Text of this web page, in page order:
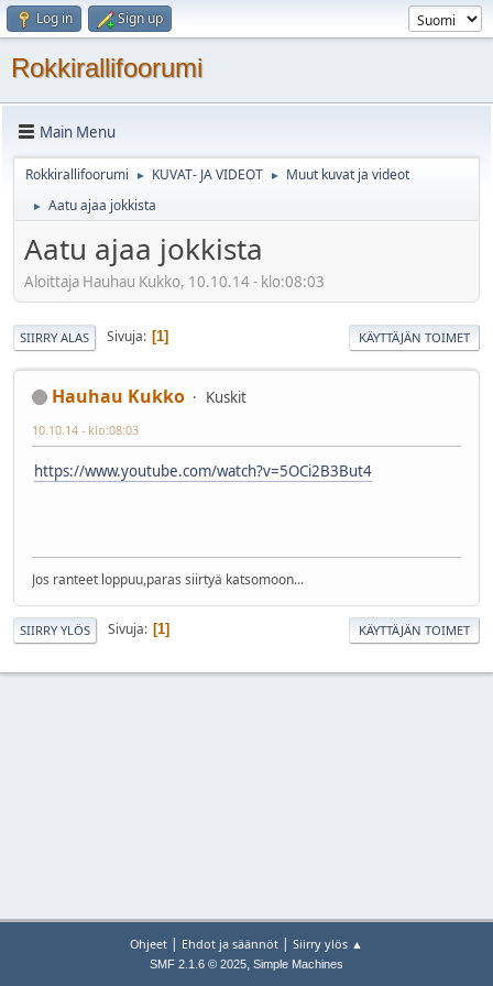
Log in Sign up
Rokkirallifoorumi
Main Menu
Rokkirallifoorumi ► KUVAT- JA VIDEOT ► Muut kuvat ja videot
► Aatu ajaa jokkista
Aatu ajaa jokkista
Aloittaja Hauhau Kukko, 10.10.14 - klo:08:03
SIIRRY ALAS Sivuja 1 KÄYTTÄJÄN TOIMET
Hauhau Kukko Kuskit
10.10.14 - klo:08:03
https://www.youtube.com/watch?v=5OCi2B3But4
Jos ranteet loppuu,paras siirtyä katsomoon...
SIIRRY YLÖS Sivuja 1 KÄYTTÄJÄN TOIMET
Ohjeet | Ehdot ja säännöt | Siirry ylös ▲
SMF 2.1.6 © 2025, Simple Machines